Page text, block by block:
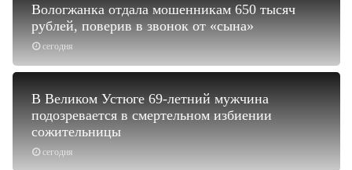
сегодня
Вологжанка отдала мошенникам 650 тысяч
рублей, поверив в звонок от «сына»
сегодня
В Великом Устюге 69-летний мужчина
подозревается в смертельном избиении
сожительницы